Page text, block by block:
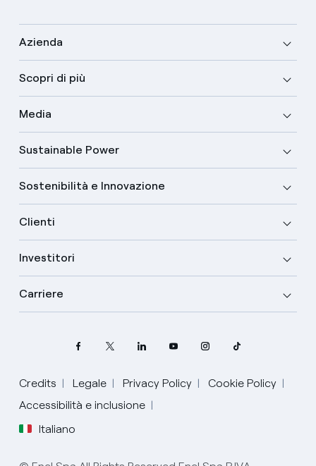
Azienda
Scopri di più
Media
Sustainable Power
Sostenibilità e Innovazione
Clienti
Investitori
Carriere
Credits Legale Privacy Policy
Cookie Policy
Accessibilità e inclusione
Italiano